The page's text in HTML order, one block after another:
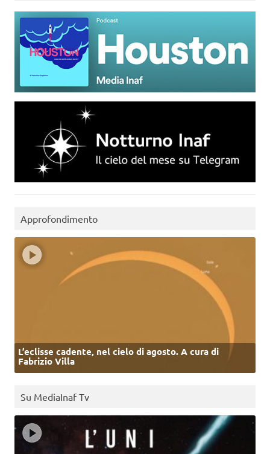
Approfondimento
L’eclisse cadente, nel cielo di agosto. A cura di
Fabrizio Villa
Su MediaInaf Tv